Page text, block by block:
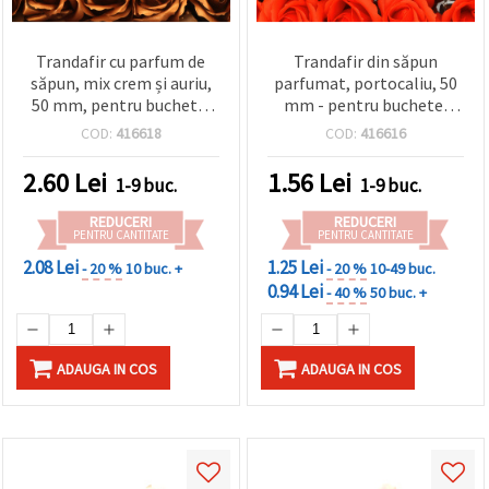
Trandafir cu parfum de
săpun, mix crem și auriu,
50 mm, pentru buchete,
cadouri, decorațiuni
DIY & handmade
COD: 416618
2.60 Lei 1-9 buc.
REDUCERI
PENTRU CANTITATE
2.08 Lei- 20 %10 buc. +
ADAUGA IN COS
Trandafir din săpun
parfumat, portocaliu, 50
mm - pentru buchete,
cadouri, decor acasă și
COD: 416616
1.56 Lei 1-9 buc.
REDUCERI
PENTRU CANTITATE
1.25 Lei- 20 %10-49 buc.
0.94 Lei- 40 %50 buc. +
ADAUGA IN COS